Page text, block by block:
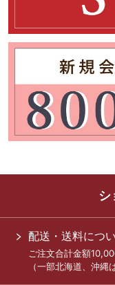
シ
配送・送料につ
ご注文合計金額
（一部北海道、沖縄